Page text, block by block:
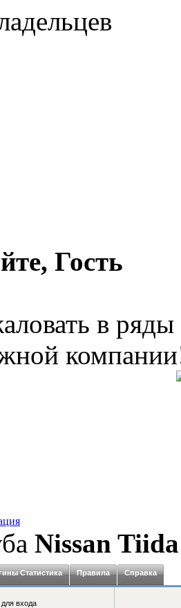
Гость
в ряды
Nissan Tiida
Статистика Правила Справка
входа